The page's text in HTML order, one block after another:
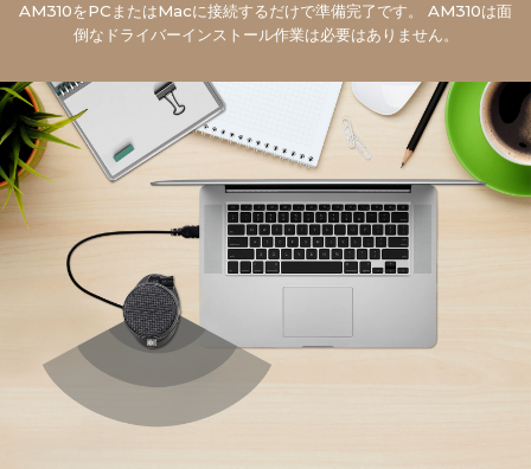
AM310をPCまたはMacに接続するだけで準備完了です。 AM310は面
倒なドライバーインストール作業は必要はありません。